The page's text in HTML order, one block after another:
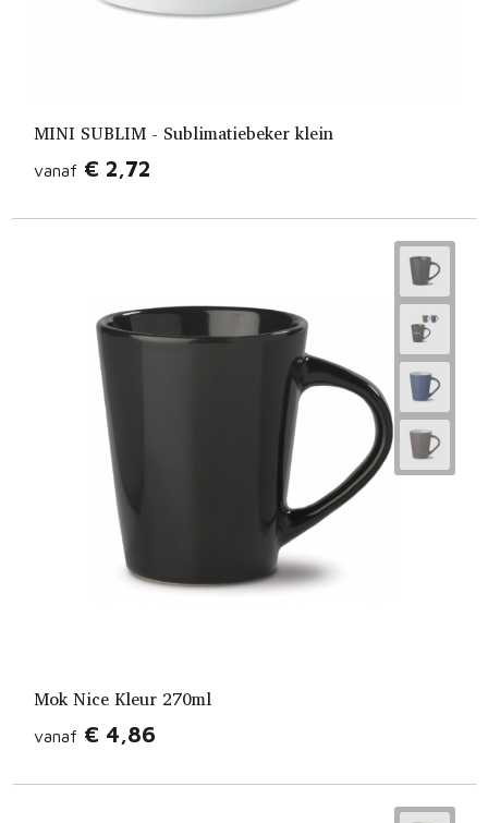
MINI SUBLIM - Sublimatiebeker klein
vanaf € 2,72
Mok Nice Kleur 270ml
vanaf € 4,86